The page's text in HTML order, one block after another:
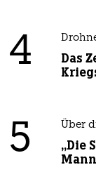
4
Das
5 Über
„Die